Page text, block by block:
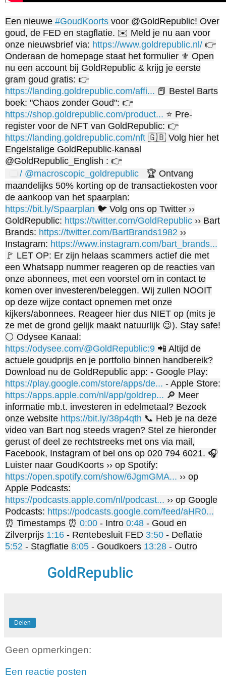
Een nieuwe #GoudKoorts voor @GoldRepublic! Over
goud, de FED en stagflatie. ✉️ Meld je nu aan voor
onze nieuwsbrief via: https://www.goldrepublic.nl/ 👉
Onderaan de homepage staat het formulier ⚜️ Open
nu een account bij GoldRepublic & krijg je eerste
gram goud gratis: 👉
https://landing.goldrepublic.com/affi... 📕 Bestel Barts
boek: "Chaos zonder Goud": 👉
https://shop.goldrepublic.com/product... ⭐ Pre-
register voor de NFT van GoldRepublic: 👉
https://landing.goldrepublic.com/nft 🇬🇧 Volg hier het
Engelstalige GoldRepublic-kanaal
@GoldRepublic_English : 👉
/ @macroscopic_goldrepublic
🏆 Ontvang
maandelijks 50% korting op de transactiekosten voor
de aankoop van het spaarplan:
https://bit.ly/Spaarplan 🐦 Volg ons op Twitter ››
GoldRepublic: https://twitter.com/GoldRepublic ›› Bart
Brands: https://twitter.com/BartBrands1982 ››
Instagram: https://www.instagram.com/bart_brands...
🚩 LET OP: Er zijn helaas scammers actief die met
een Whatsapp nummer reageren op de reacties van
onze abonnees, met een voorstel om in contact te
komen over investeren/beleggen. Wij zullen NOOIT
op deze wijze contact opnemen met onze
kijkers/abonnees. Reageer hier dus NIET op (mits je
ze met de grond gelijk maakt natuurlijk 😉). Stay safe!
⚪️ Odysee Kanaal:
https://odysee.com/@GoldRepublic:9 📲 Altijd de
actuele goudprijs en je portfolio binnen handbereik?
Download nu de GoldRepublic app: - Google Play:
https://play.google.com/store/apps/de... - Apple Store:
https://apps.apple.com/nl/app/goldrep... 🔎 Meer
informatie mb.t. investeren in edelmetaal? Bezoek
onze website https://bit.ly/38p4qth 📞 Heb je na deze
video van Bart nog steeds vragen? Stel ze hieronder
gerust of deel ze rechtstreeks met ons via mail,
Facebook, Instagram of bel ons op 020 794 6021. 🎧
Luister naar GoudKoorts ›› op Spotify:
https://open.spotify.com/show/6JgmGMA... ›› op
Apple Podcasts:
https://podcasts.apple.com/nl/podcast... ›› op Google
Podcasts: https://podcasts.google.com/feed/aHR0...
⏰ Timestamps ⏰ 0:00 - Intro 0:48 - Goud en
Zilverprijs 1:16 - Rentebesluit FED 3:50 - Deflatie
5:52 - Stagflatie 8:05 - Goudkoers 13:28 - Outro
GoldRepublic
Delen
Geen opmerkingen:
Een reactie posten